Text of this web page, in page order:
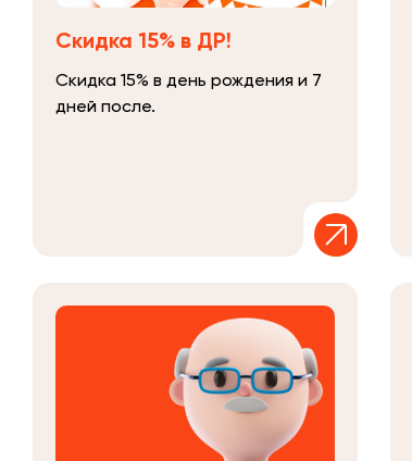
Скидка 15% в ДР!
Скидка 15% в день рождения и 7
дней после.